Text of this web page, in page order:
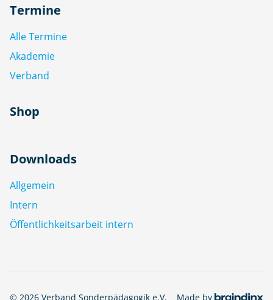
Termine
Alle Termine
Akademie
Verband
Shop
Downloads
Allgemein
Intern
Öffentlichkeitsarbeit intern
© 2026 Verband Sonderpädagogik e.V. Made by